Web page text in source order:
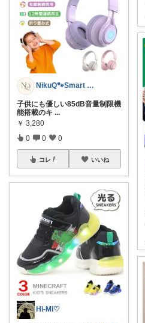
NikuQ🐾Smart Choice
子供にも優しい85dB音量制限機
能搭載のキ ...
￥ 3,280
0 0 0
コレ いいね
Hi-Mi♡